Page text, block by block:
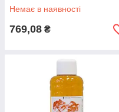
Немає в наявності
769,08 ₴